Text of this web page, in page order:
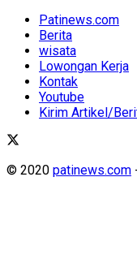
Patinews.com
Berita
wisata
Lowongan Kerja
Kontak
Youtube
Kirim Artikel/
© 2020 patinews.com